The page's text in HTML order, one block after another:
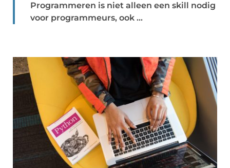
Programmeren is niet alleen een skill nodig
voor programmeurs, ook ...